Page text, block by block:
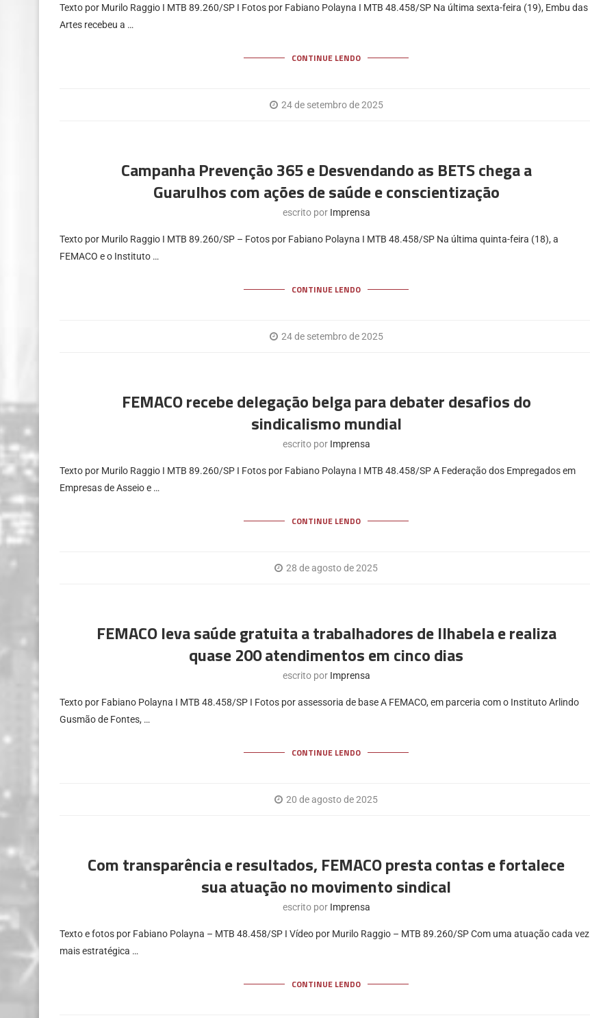
Texto por Murilo Raggio I MTB 89.260/SP I Fotos por Fabiano Polayna I MTB 48.458/SP Na última sexta-feira (19), Embu das
Artes recebeu a …
CONTINUE LENDO
24 de setembro de 2025
Campanha Prevenção 365 e Desvendando as BETS chega a
Guarulhos com ações de saúde e conscientização
escrito por Imprensa
Texto por Murilo Raggio I MTB 89.260/SP – Fotos por Fabiano Polayna I MTB 48.458/SP Na última quinta-feira (18), a
FEMACO e o Instituto …
CONTINUE LENDO
24 de setembro de 2025
FEMACO recebe delegação belga para debater desafios do
sindicalismo mundial
escrito por Imprensa
Texto por Murilo Raggio I MTB 89.260/SP I Fotos por Fabiano Polayna I MTB 48.458/SP A Federação dos Empregados em
Empresas de Asseio e …
CONTINUE LENDO
28 de agosto de 2025
FEMACO leva saúde gratuita a trabalhadores de Ilhabela e realiza
quase 200 atendimentos em cinco dias
escrito por Imprensa
Texto por Fabiano Polayna I MTB 48.458/SP I Fotos por assessoria de base A FEMACO, em parceria com o Instituto Arlindo
Gusmão de Fontes, …
CONTINUE LENDO
20 de agosto de 2025
Com transparência e resultados, FEMACO presta contas e fortalece
sua atuação no movimento sindical
escrito por Imprensa
Texto e fotos por Fabiano Polayna – MTB 48.458/SP I Vídeo por Murilo Raggio – MTB 89.260/SP Com uma atuação cada vez
mais estratégica …
CONTINUE LENDO